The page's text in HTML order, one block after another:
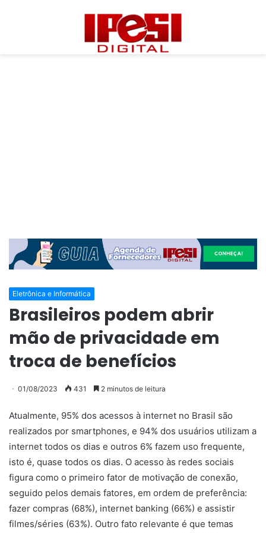
Eletrônica e Informática
Brasileiros podem abrir
mão de privacidade em
troca de benefícios
01/08/2023 431 2 minutos de leitura
Atualmente, 95% dos acessos à internet no Brasil são
realizados por smartphones, e 94% dos usuários utilizam a
internet todos os dias e outros 6% fazem uso frequente,
isto é, quase todos os dias. O acesso às redes sociais
figura como o primeiro fator de motivação de conexão,
seguido pelos demais fatores, em ordem de preferência:
fazer compras (68%), internet banking (66%) e assistir
filmes/séries (63%). Outro fato relevante é que temas